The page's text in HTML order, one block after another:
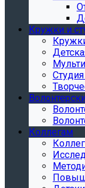
Кружки и
Коллегам